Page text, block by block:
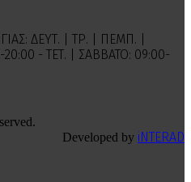
ΔΕΥΤ. | ΤΡ. | ΠΕΜΠ. |
- ΤΕΤ. | ΣΑΒΒΑΤΟ: 09:00-
Developed by iNTERAD